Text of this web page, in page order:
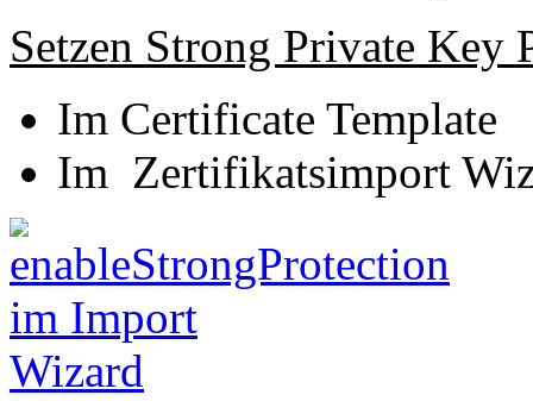
Setzen Strong Private Key
Im Certificate Template
Im Zertifikatsimport